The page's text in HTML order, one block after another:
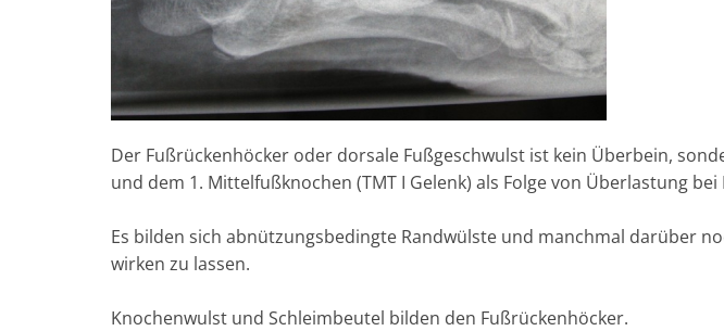
Der Fußrückenhöcker oder dorsale Fußgeschwulst ist kein Überbein,
und dem 1. Mittelfußknochen (TMT I Gelenk) als Folge von Überlastung
Es bilden sich abnützungsbedingte Randwülste und manchmal darüber
wirken zu lassen.
Knochenwulst und Schleimbeutel bilden den Fußrückenhöcker.